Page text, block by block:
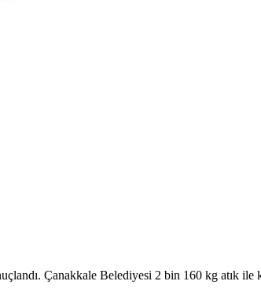
Çanakkale Belediyesi 2 bin 160 kg atık ile